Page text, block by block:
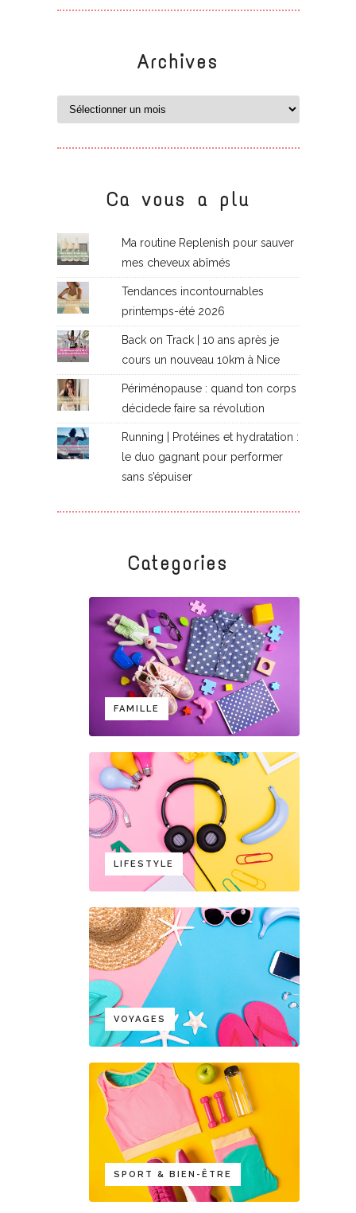
Archives
Ca vous a plu
Ma routine Replenish pour sauver
mes cheveux abîmés
Tendances incontournables
printemps-été 2026
Back on Track | 10 ans après je
cours un nouveau 10km à Nice
Périménopause : quand ton corps
décidede faire sa révolution
Running | Protéines et hydratation :
le duo gagnant pour performer
sans s’épuiser
Categories
FAMILLE
LIFESTYLE
VOYAGES
SPORT & BIEN-ÊTRE